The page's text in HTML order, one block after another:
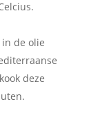
de olie
deze